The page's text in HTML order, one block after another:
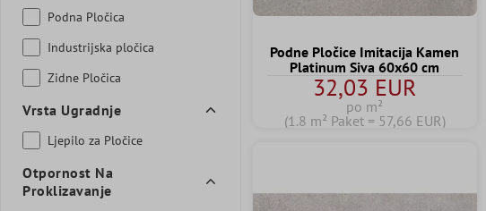
Podna Pločica
Industrijska pločica
Zidne Pločica
Vrsta Ugradnje
Ljepilo za Pločice
Otpornost Na
Proklizavanje
Podne Pločice Imitacija Kamen
Platinum Siva 60x60 cm
32,03 EUR
po m²
(1.8 m² Paket = 57,66 EUR)